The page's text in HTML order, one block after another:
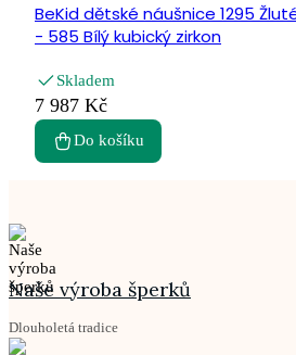
BeKid dětské náušnice 1295
- 585 Bílý kubický zirkon
Skladem
7 987 Kč
Do košíku
Naše výroba šperků
Dlouholetá tradice